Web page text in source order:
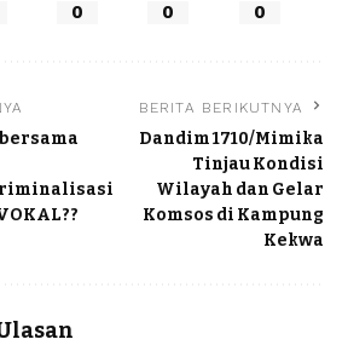
0 0 0
BERITA BERIKUTNYA
Dandim 1710/Mimika
Tinjau Kondisi
Wilayah dan Gelar
Komsos di Kampung
Kekwa